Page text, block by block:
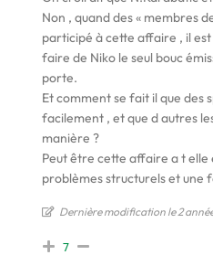
Non , quand des « membres
participé à cette affaire , il
faire de Niko le seul bouc
porte.
Et comment se fait il que des
facilement , et que d autres
manière ?
Peut être cette affaire a t elle
problèmes structurels et une
Dernière modification le 2
7